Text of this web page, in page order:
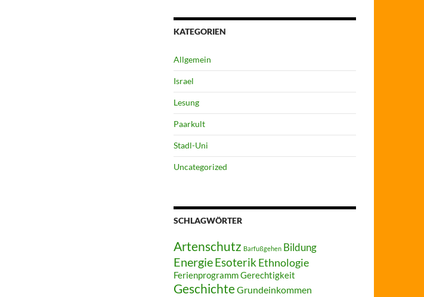
KATEGORIEN
Allgemein
Israel
Lesung
Paarkult
Stadl-Uni
Uncategorized
SCHLAGWÖRTER
Artenschutz Barfußgehen Bildung
EnergieEsoterik Ethnologie
FerienprogrammGerechtigkeit
GeschichteGrundeinkommen